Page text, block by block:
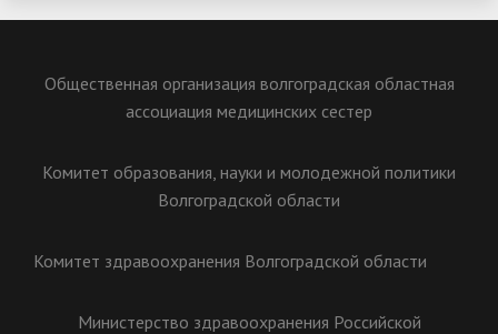
Общественная организация волгоградская областная
ассоциация медицинских сестер
Комитет образования, науки и молодежной политики
Волгоградской области
Комитет здравоохранения Волгоградской области
Министерство здравоохранения Российской